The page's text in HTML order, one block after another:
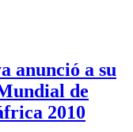
anunció a su
de
2010